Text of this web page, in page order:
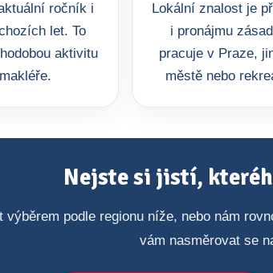
ročník i
let. To
aktivitu
Lokální znalost je
i pronájmu
pracuje v Praze,
městě nebo
Nejste si jistí,
výběrem podle regionu níže, nebo nám
vám nasměrovat se